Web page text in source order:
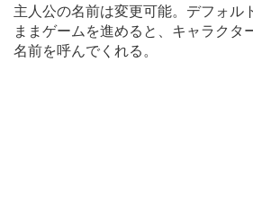
主人公の名前は変更可能。デフォル
ままゲームを進めると、キャラクタ
名前を呼んでくれる。